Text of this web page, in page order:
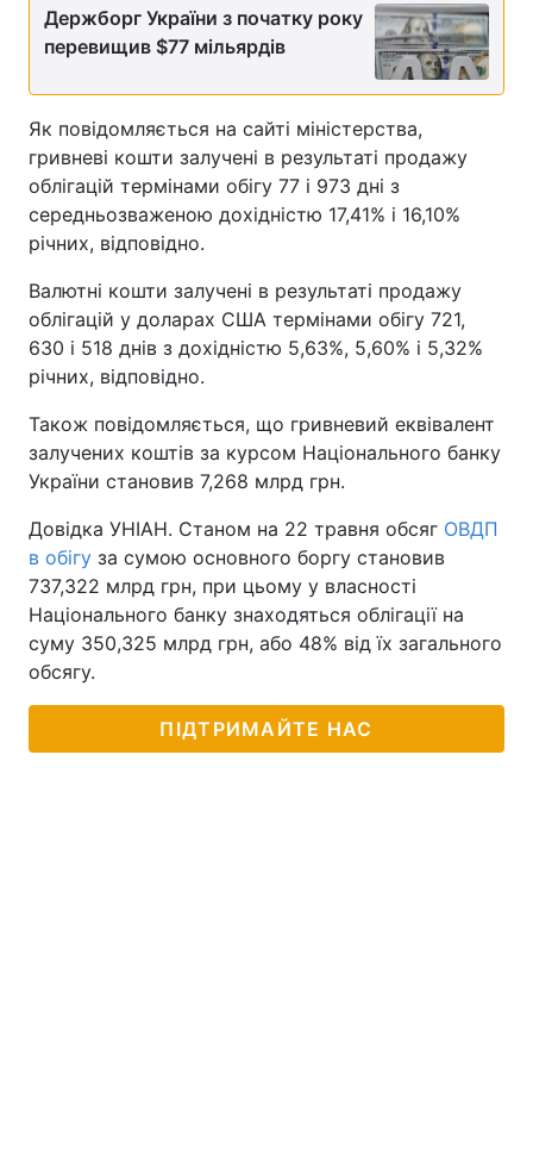
Держборг України з початку року
перевищив $77 мільярдів
Як повідомляється на сайті міністерства,
гривневі кошти залучені в результаті продажу
облігацій термінами обігу 77 і 973 дні з
середньозваженою дохідністю 17,41% і 16,10%
річних, відповідно.
Валютні кошти залучені в результаті продажу
облігацій у доларах США термінами обігу 721,
630 і 518 днів з дохідністю 5,63%, 5,60% і 5,32%
річних, відповідно.
Також повідомляється, що гривневий еквівалент
залучених коштів за курсом Національного банку
України становив 7,268 млрд грн.
Довідка УНІАН. Станом на 22 травня обсяг ОВДП
в обігу за сумою основного боргу становив
737,322 млрд грн, при цьому у власності
Національного банку знаходяться облігації на
суму 350,325 млрд грн, або 48% від їх загального
обсягу.
ПІДТРИМАЙТЕ НАС